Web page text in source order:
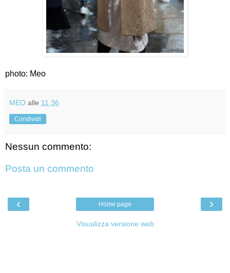
photo: Meo
MEO alle 11:36
Condividi
Nessun commento:
Posta un commento
‹ ›
Home page
Visualizza versione web